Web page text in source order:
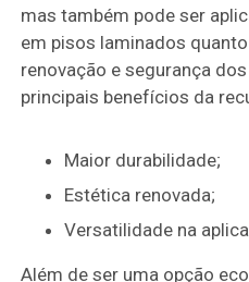
mas também pode ser
em pisos laminados
renovação e segurança
principais benefícios da
Maior durabilidade;
Estética renovada;
Versatilidade na
Além de ser uma opção